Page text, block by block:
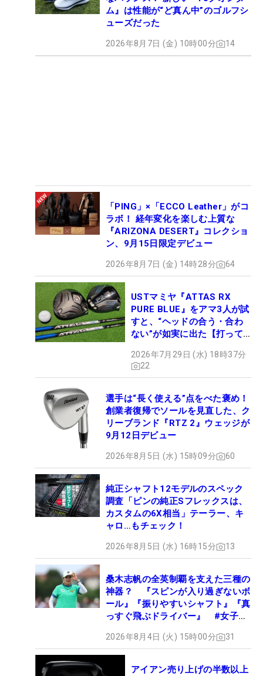
ム』は性能が“ど真ん中”のゴルフシ
ューズだった
2026年8月7日 (金) 10時00分 14
「PING」×「ECCO Leather」がコ
ラボ！ 経年変化を楽しむ上質な
『ARIZONA DESERT』コレクショ
ン、9月15日限定デビュー
2026年8月7日 (金) 14時28分 64
USTマミヤ『ATTAS RX
PURE BLUE』をアマ3人が試
すと、“ヘッドの合う・合わ
ない”が如実に出た【打って
2026年7月29日 (水) 18時37分
22
選手は“長く使える”点をべた褒め！
創業者復帰でソールを見直した、ク
リーブランド『RTZ 2』ウェッジが
9月12日デビュー
2026年8月5日 (水) 15時09分 60
純正シャフト12モデルのスペック
調査「ピンの純正Sフレックスは、
カスタムの6X相当」テーラー、キ
ャロ…もチェック！
2026年8月5日 (水) 16時15分 13
桑木志帆の全英制覇を支えた三種の
神器？ 『スピンが入り過ぎないボ
ール』『振りやすいシャフト』『真
っすぐ飛ぶドライバー』 #女子プ
2026年8月4日 (火) 15時00分 31
アイアン売り上げの半数以上